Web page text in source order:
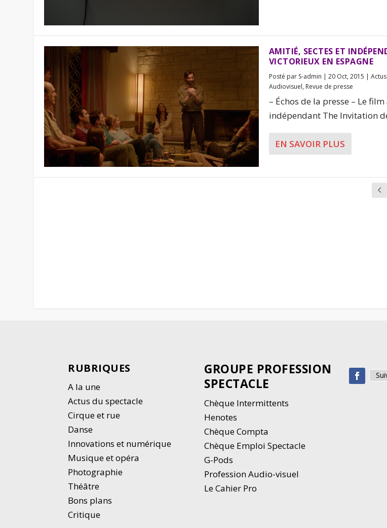
AMITIÉ, SECTES ET
VICTORIEUX EN ESPAGNE
Posté par S-admin | 20 Oct, 2015 |
Audiovisuel, Revue de presse
– Échos de la presse – Le
indépendant The Invitation
EN SAVOIR PLUS
RUBRIQUES
A la une
Actus du spectacle
Cirque et rue
Danse
Innovations et numérique
Musique et opéra
Photographie
Théâtre
Bons plans
Critique
GROUPE PROFESSION
SPECTACLE
Chèque Intermittents
Henotes
Chèque Compta
Chèque Emploi Spectacle
G-Pods
Profession Audio-visuel
Le Cahier Pro